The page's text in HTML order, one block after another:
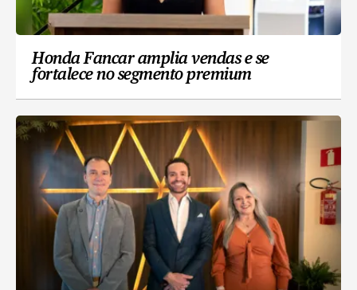
Honda Fancar amplia vendas e se
fortalece no segmento premium